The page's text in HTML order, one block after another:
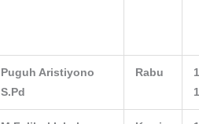
Puguh Aristiyono
S.Pd
Rabu